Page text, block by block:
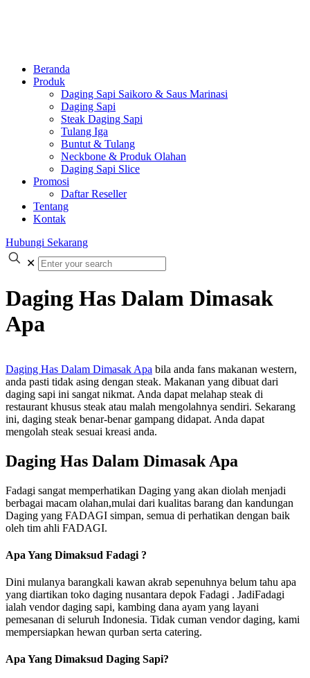
Beranda
Produk
Daging Sapi Saikoro & Saus Marinasi
Daging Sapi
Steak Daging Sapi
Tulang Iga
Buntut & Tulang
Neckbone & Produk Olahan
Daging Sapi Slice
Promosi
Daftar Reseller
Tentang
Kontak
Hubungi Sekarang
✕
Daging Has Dalam Dimasak
Apa
Daging Has Dalam Dimasak Apa bila anda fans makanan western,
anda pasti tidak asing dengan steak. Makanan yang dibuat dari
daging sapi ini sangat nikmat. Anda dapat melahap steak di
restaurant khusus steak atau malah mengolahnya sendiri. Sekarang
ini, daging steak benar-benar gampang didapat. Anda dapat
mengolah steak sesuai kreasi anda.
Daging Has Dalam Dimasak Apa
Fadagi sangat memperhatikan Daging yang akan diolah menjadi
berbagai macam olahan,mulai dari kualitas barang dan kandungan
Daging yang FADAGI simpan, semua di perhatikan dengan baik
oleh tim ahli FADAGI.
Apa Yang Dimaksud Fadagi ?
Dini mulanya barangkali kawan akrab sepenuhnya belum tahu apa
yang diartikan toko daging nusantara depok Fadagi . JadiFadagi
ialah vendor daging sapi, kambing dana ayam yang layani
pemesanan di seluruh Indonesia. Tidak cuman vendor daging, kami
mempersiapkan hewan qurban serta catering.
Apa Yang Dimaksud Daging Sapi?